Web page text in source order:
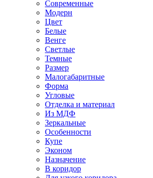
Современные
Модерн
Цвет
Белые
Венге
Светлые
Темные
Размер
Малогабаритные
Форма
Угловые
Отделка и материал
Из МДФ
Зеркальные
Особенности
Купе
Эконом
Назначение
В коридор